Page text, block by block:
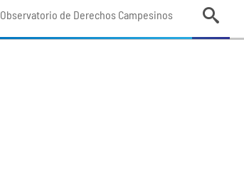
Observatorio de Derechos Campesinos